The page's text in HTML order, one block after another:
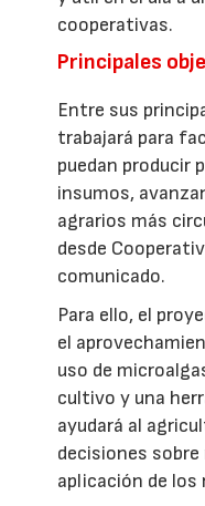
cooperativas.
Principales
Entre sus
trabajará para
puedan producir
insumos,
agrarios más
desde
comunicado.
Para ello, el
el
uso de
cultivo y una
ayudará al
decisiones
aplicación de los